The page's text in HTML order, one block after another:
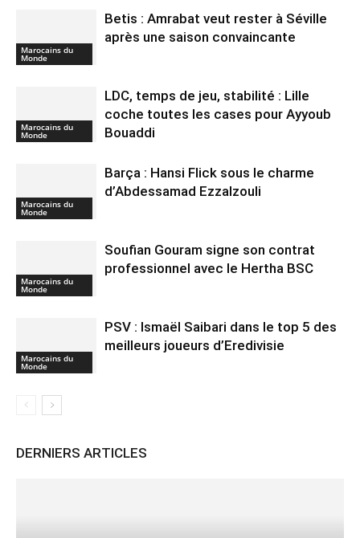
Marocains du
Monde
Betis : Amrabat veut rester à Séville
après une saison convaincante
Marocains du
Monde
LDC, temps de jeu, stabilité : Lille
coche toutes les cases pour Ayyoub
Bouaddi
Marocains du
Monde
Barça : Hansi Flick sous le charme
d’Abdessamad Ezzalzouli
Marocains du
Monde
Soufian Gouram signe son contrat
professionnel avec le Hertha BSC
Marocains du
Monde
PSV : Ismaël Saibari dans le top 5 des
meilleurs joueurs d’Eredivisie
DERNIERS ARTICLES